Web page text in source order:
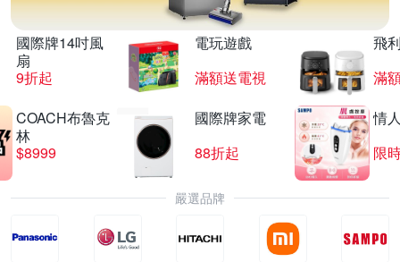
國際牌14吋風
扇
9折起
電玩遊戲
滿額送電視
飛
滿
COACH布魯克
林
$8999
國際牌家電
88折起
情
限
嚴選品牌